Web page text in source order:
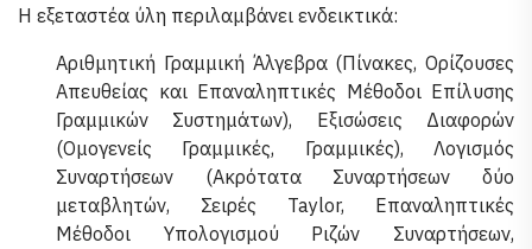
Η εξεταστέα ύλη περιλαμβάνει ενδεικτικά:
Αριθμητική Γραμμική Άλγεβρα (Πίνακες, Ορίζουσες
Απευθείας και Επαναληπτικές Μέθοδοι Επίλυσης
Γραμμικών Συστημάτων), Εξισώσεις Διαφορών
(Ομογενείς Γραμμικές, Γραμμικές), Λογισμός
Συναρτήσεων (Ακρότατα Συναρτήσεων δύο
μεταβλητών, Σειρές Taylor, Επαναληπτικές
Μέθοδοι Υπολογισμού Ριζών Συναρτήσεων,